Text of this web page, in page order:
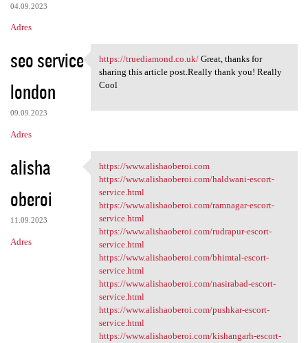
04.09.2023
Adres
seo service
london
09.09.2023
Adres
https://truediamond.co.uk/
https://truediamond.co.uk/Great, thanks for
sharing this article post.Really thank you! Really
Cool
alisha
oberoi
11.09.2023
Adres
https://www.alishaoberoi.com
https://www.alishaoberoi.com
https://www.alishaoberoi.com/haldwani-escort-
service.html
https://www.alishaoberoi.com/ramnagar-escort-
service.html
https://www.alishaoberoi.com/rudrapur-escort-
service.html
https://www.alishaoberoi.com/bhimtal-escort-
service.html
https://www.alishaoberoi.com/nasirabad-escort-
service.html
https://www.alishaoberoi.com/pushkar-escort-
service.html
https://www.alishaoberoi.com/kishangarh-escort-